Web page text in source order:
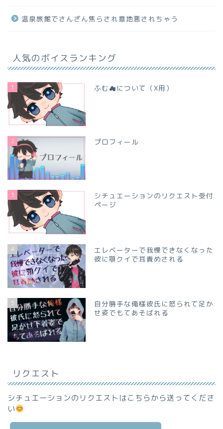
温泉旅館でさんざん焦らされ意地悪されちゃう
人気のボイスランキング
1 ふむ☁について（X用）
2 プロフィール
3
シチュエーションのリクエスト受付
ページ
4
エレベーターで我慢できなくなった
彼に顎クイで耳責めされる
5
自分勝手な俺様彼氏に怒られて足か
せ姿でもてあそばれる
リクエスト
シチュエーションのリクエストはこちらから送ってくださ
い